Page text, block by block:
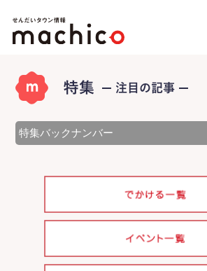
特集バックナンバー